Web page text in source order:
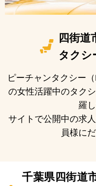
四街道
タクシ
ピーチャンタクシー
の女性活躍中のタク
羅
サイトで公開中の求
員様に
千葉県四街道